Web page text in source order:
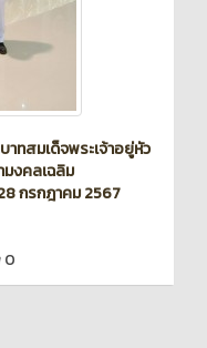
าทสมเด็จพระเจ้าอยู่หัว
มงคลเฉลิม
กรกฎาคม 2567
0